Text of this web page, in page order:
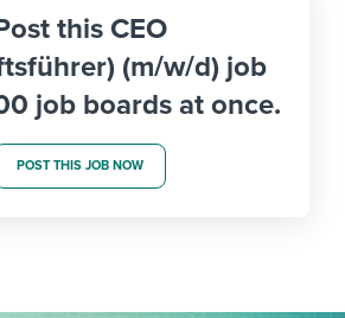
this CEO
(m/w/d) job
job boards at once.
POST THIS JOB NOW